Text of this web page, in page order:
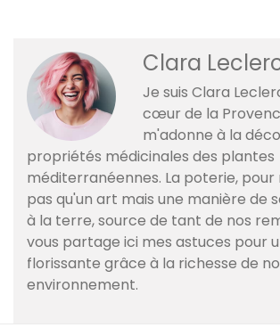
Clara
Je suis Clara
cœur de la
m'adonne à la
propriétés médicinales des plantes
méditerranéennes. La poterie, pour
pas qu'un art mais une manière de
à la terre, source de tant de nos
vous partage ici mes astuces pour
florissante grâce à la richesse de
environnement.